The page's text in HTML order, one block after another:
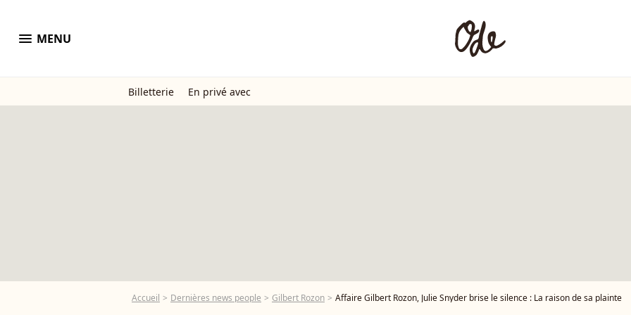
menu MENU
Billetterie En privé avec
Accueil Dernières news people Gilbert Rozon Affaire Gilbert Rozon, Julie Snyder brise le silence : La raison de sa plainte